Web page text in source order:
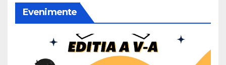
Evenimente